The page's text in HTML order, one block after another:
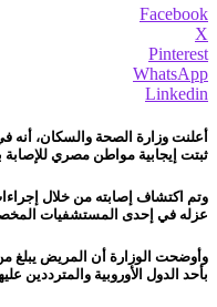
Facebook
X
Pinterest
WhatsApp
Linkedin
أعلنت وزارة الصحة والسكان، أنه
ثبتت إيجابية مواطن مصري
وتم اكتشاف إصابته من خلال
عزله في إحدى المستشفيات
بأحد الدول الأوروبية والمترددين